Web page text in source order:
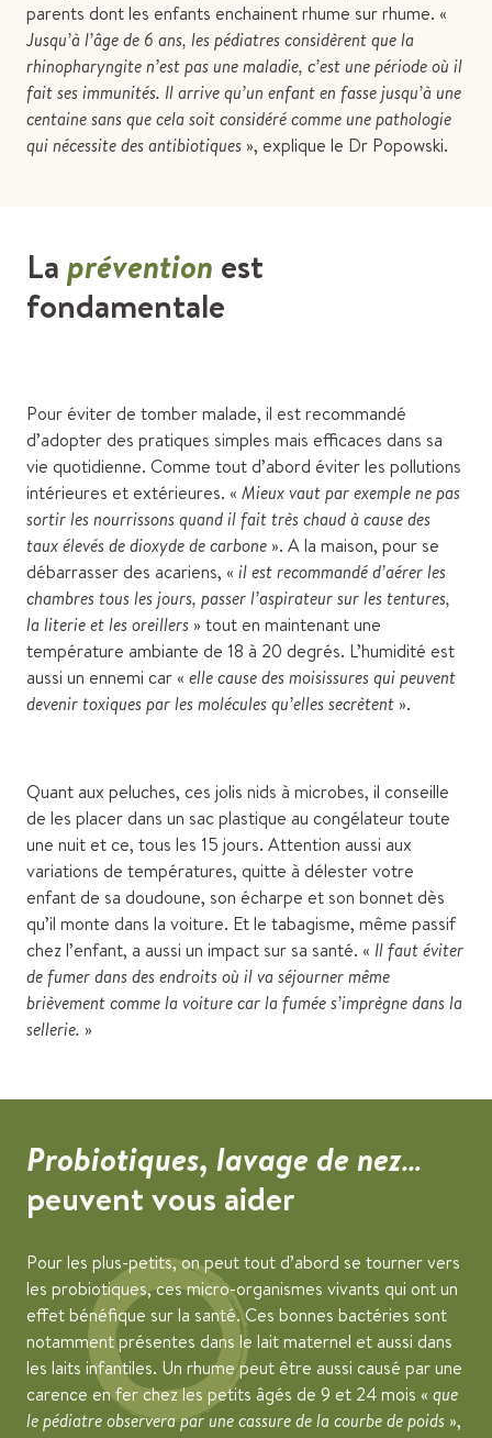
parents dont les enfants enchainent rhume sur rhume. «
Jusqu’à l’âge de 6 ans, les pédiatres considèrent que la
rhinopharyngite n’est pas une maladie, c’est une période où il
fait ses immunités. Il arrive qu’un enfant en fasse jusqu’à une
centaine sans que cela soit considéré comme une pathologie
qui nécessite des antibiotiques », explique le Dr Popowski.
Laprévention est
fondamentale
Pour éviter de tomber malade, il est recommandé
d’adopter des pratiques simples mais efficaces dans sa
vie quotidienne. Comme tout d’abord éviter les pollutions
intérieures et extérieures. « Mieux vaut par exemple ne pas
sortir les nourrissons quand il fait très chaud à cause des
taux élevés de dioxyde de carbone ». A la maison, pour se
débarrasser des acariens, « il est recommandé d’aérer les
chambres tous les jours, passer l’aspirateur sur les tentures,
la literie et les oreillers » tout en maintenant une
température ambiante de 18 à 20 degrés. L’humidité est
aussi un ennemi car « elle cause des moisissures qui peuvent
devenir toxiques par les molécules qu’elles secrètent ».
Quant aux peluches, ces jolis nids à microbes, il conseille
de les placer dans un sac plastique au congélateur toute
une nuit et ce, tous les 15 jours. Attention aussi aux
variations de températures, quitte à délester votre
enfant de sa doudoune, son écharpe et son bonnet dès
qu’il monte dans la voiture. Et le tabagisme, même passif
chez l’enfant, a aussi un impact sur sa santé. « Il faut éviter
de fumer dans des endroits où il va séjourner même
brièvement comme la voiture car la fumée s’imprègne dans la
sellerie. »
Probiotiques, lavage de nez…
peuvent vous aider
Pour les plus-petits, on peut tout d’abord se tourner vers
les probiotiques, ces micro-organismes vivants qui ont un
effet bénéfique sur la santé. Ces bonnes bactéries sont
notamment présentes dans le lait maternel et aussi dans
les laits infantiles. Un rhume peut être aussi causé par une
carence en fer chez les petits âgés de 9 et 24 mois « que
le pédiatre observera par une cassure de la courbe de poids »,